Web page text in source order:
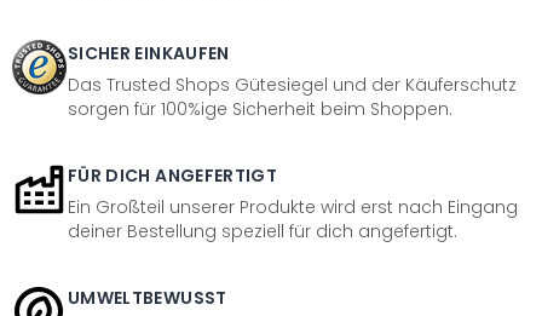
SICHER EINKAUFEN
Das Trusted Shops Gütesiegel und der Käuferschutz
sorgen für 100%ige Sicherheit beim Shoppen.
FÜR DICH ANGEFERTIGT
Ein Großteil unserer Produkte wird erst nach Eingang
deiner Bestellung speziell für dich angefertigt.
UMWELTBEWUSST